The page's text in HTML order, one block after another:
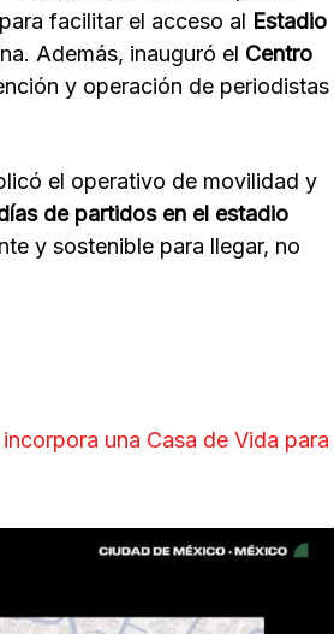
para facilitar el acceso al Estadio
Además, inauguró el Centro
y operación de periodistas
el operativo de movilidad y
de partidos en el estadio
y sostenible para llegar, no
una Casa de Vida para